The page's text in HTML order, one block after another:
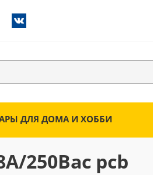
ДЛЯ ДОМА И ХОББИ
250Вac pcb